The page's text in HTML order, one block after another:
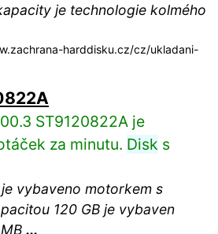
je technologie kolmého
harddisku.cz/cz/ukladani-
ST9120822A je
za minutu. Disk s
vybaveno motorkem s
120 GB je vybaven
...